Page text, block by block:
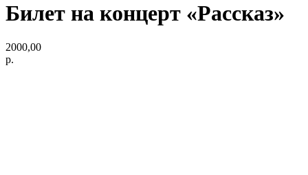
Билет на концерт «Рассказ»
2000,00
р.